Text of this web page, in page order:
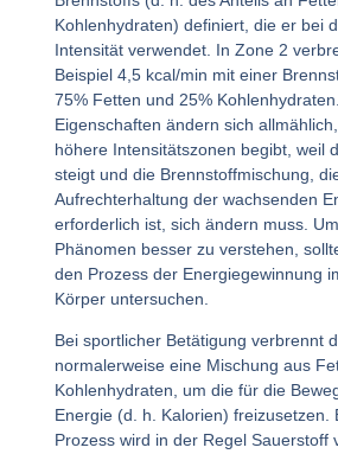
Kohlenhydraten) definiert, die er bei
Intensität verwendet. In Zone 2
Beispiel 4,5 kcal/min mit einer
75% Fetten und 25%
Eigenschaften ändern sich
höhere Intensitätszonen begibt, weil
steigt und die Brennstoffmischung,
Aufrechterhaltung der wachsenden
erforderlich ist, sich ändern muss.
Phänomen besser zu verstehen,
den Prozess der Energiegewinnung
Körper untersuchen.
Bei sportlicher Betätigung verbrennt
normalerweise eine Mischung aus
Kohlenhydraten, um die für die
Energie (d. h. Kalorien) freizusetzen.
Prozess wird in der Regel Sauerstoff